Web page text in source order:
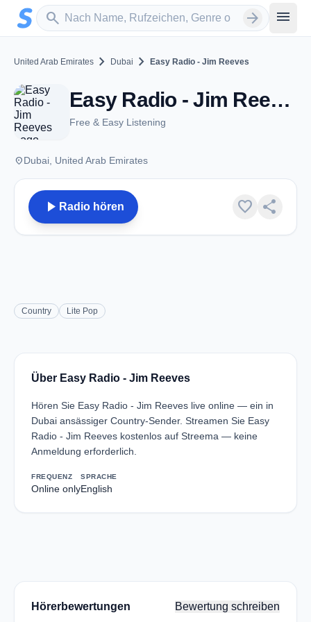
Zum Hauptinhalt springen
search
Sender suchen arrow_forward menu
United Arab Emirates chevron_right Dubai chevron_right Easy Radio - Jim Reeves
Easy Radio - Jim Reeves - Dubai
Free & Easy Listening
placeDubai, United Arab Emirates
play_arrow Radio hören favorite share
Country Lite Pop
Über Easy Radio - Jim Reeves
Hören Sie Easy Radio - Jim Reeves live online — ein in
Dubai ansässiger Country-Sender. Streamen Sie Easy
Radio - Jim Reeves kostenlos auf Streema — keine
Anmeldung erforderlich.
FREQUENZ
Online only
SPRACHE
English
Hörerbewertungen Bewertung schreiben